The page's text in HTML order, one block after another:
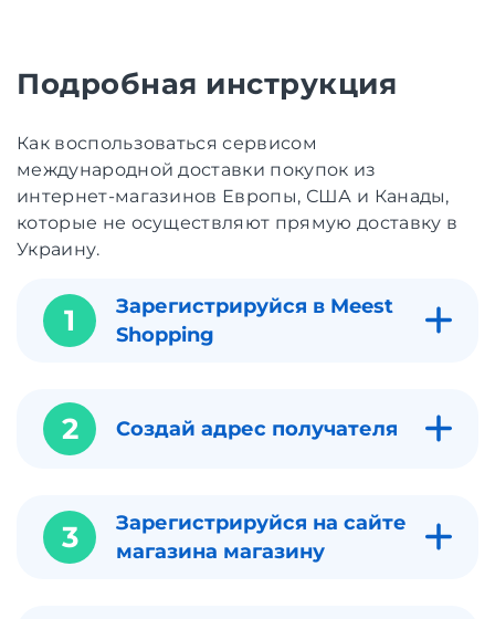
Подробная инструкция
Как воспользоваться сервисом
международной доставки покупок из
интернет-магазинов Европы, США и Канады,
которые не осуществляют прямую доставку в
Украину.
1
Зарегистрируйся в Meest
Shopping
2 Создай адрес получателя
3
Зарегистрируйся на сайте
магазина магазину